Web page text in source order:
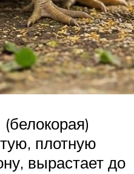
плотную
вырастает до